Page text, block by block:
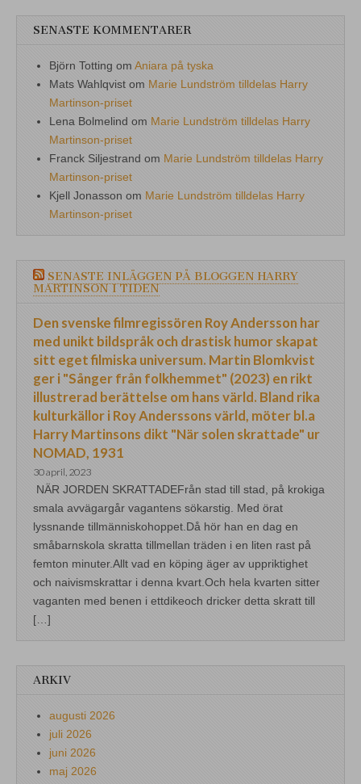
SENASTE KOMMENTARER
Björn Totting om Aniara på tyska
Mats Wahlqvist om Marie Lundström tilldelas Harry
Martinson-priset
Lena Bolmelind om Marie Lundström tilldelas Harry
Martinson-priset
Franck Siljestrand om Marie Lundström tilldelas Harry
Martinson-priset
Kjell Jonasson om Marie Lundström tilldelas Harry
Martinson-priset
SENASTE INLÄGGEN PÅ BLOGGEN HARRY
MARTINSON I TIDEN
Den svenske filmregissören Roy Andersson har
med unikt bildspråk och drastisk humor skapat
sitt eget filmiska universum. Martin Blomkvist
ger i "Sånger från folkhemmet" (2023) en rikt
illustrerad berättelse om hans värld. Bland rika
kulturkällor i Roy Anderssons värld, möter bl.a
Harry Martinsons dikt "När solen skrattade" ur
NOMAD, 1931
30 april, 2023
NÄR JORDEN SKRATTADEFrån stad till stad, på krokiga
smala avvägargår vagantens sökarstig. Med örat
lyssnande tillmänniskohoppet.Då hör han en dag en
småbarnskola skratta tillmellan träden i en liten rast på
femton minuter.Allt vad en köping äger av uppriktighet
och naivismskrattar i denna kvart.Och hela kvarten sitter
vaganten med benen i ettdikeoch dricker detta skratt till
[…]
ARKIV
augusti 2026
juli 2026
juni 2026
maj 2026